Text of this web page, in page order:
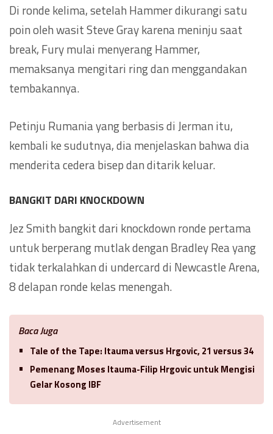
Di ronde kelima, setelah Hammer dikurangi satu
poin oleh wasit Steve Gray karena meninju saat
break, Fury mulai menyerang Hammer,
memaksanya mengitari ring dan menggandakan
tembakannya.
Petinju Rumania yang berbasis di Jerman itu,
kembali ke sudutnya, dia menjelaskan bahwa dia
menderita cedera bisep dan ditarik keluar.
BANGKIT DARI KNOCKDOWN
Jez Smith bangkit dari knockdown ronde pertama
untuk berperang mutlak dengan Bradley Rea yang
tidak terkalahkan di undercard di Newcastle Arena,
8 delapan ronde kelas menengah.
Baca Juga
Tale of the Tape: Itauma versus Hrgovic, 21 versus 34
Pemenang Moses Itauma-Filip Hrgovic untuk Mengisi
Gelar Kosong IBF
Advertisement